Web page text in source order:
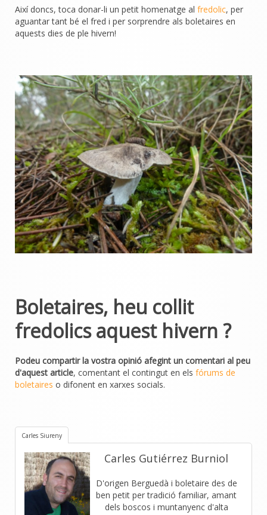
Així doncs, toca donar-li un petit homenatge al fredolic, per
aguantar tant bé el fred i per sorprendre als boletaires en
aquests dies de ple hivern!
Boletaires, heu collit
fredolics aquest hivern ?
Podeu compartir la vostra opinió afegint un comentari al peu
d'aquest article, comentant el contingut en els fórums de
boletaires o difonent en xarxes socials.
Carles Siureny
Carles Gutiérrez Burniol
D'origen Berguedà i boletaire des de
ben petit per tradició familiar, amant
dels boscos i muntanyenc d'alta